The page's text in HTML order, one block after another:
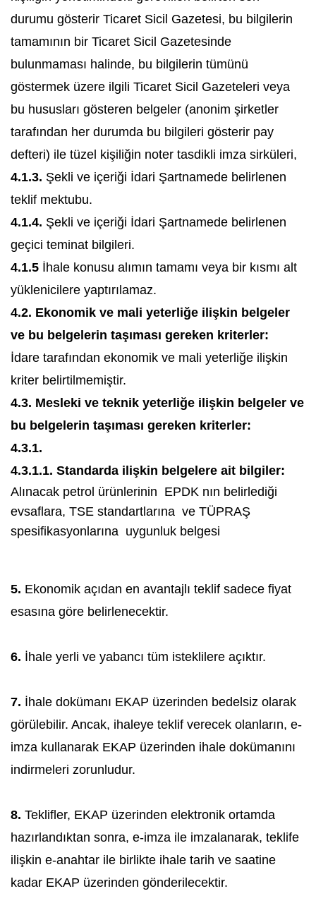
durumu gösterir Ticaret Sicil Gazetesi, bu bilgilerin
tamamının bir Ticaret Sicil Gazetesinde
bulunmaması halinde, bu bilgilerin tümünü
göstermek üzere ilgili Ticaret Sicil Gazeteleri veya
bu hususları gösteren belgeler (anonim şirketler
tarafından her durumda bu bilgileri gösterir pay
defteri) ile tüzel kişiliğin noter tasdikli imza sirküleri,
4.1.3. Şekli ve içeriği İdari Şartnamede belirlenen
teklif mektubu.
4.1.4. Şekli ve içeriği İdari Şartnamede belirlenen
geçici teminat bilgileri.
4.1.5 İhale konusu alımın tamamı veya bir kısmı alt
yüklenicilere yaptırılamaz.
4.2. Ekonomik ve mali yeterliğe ilişkin belgeler
ve bu belgelerin taşıması gereken kriterler:
İdare tarafından ekonomik ve mali yeterliğe ilişkin
kriter belirtilmemiştir.
4.3. Mesleki ve teknik yeterliğe ilişkin belgeler ve
bu belgelerin taşıması gereken kriterler:
4.3.1.
4.3.1.1. Standarda ilişkin belgelere ait bilgiler:
Alınacak petrol ürünlerinin EPDK nın belirlediği
evsaflara, TSE standartlarına ve TÜPRAŞ
spesifikasyonlarına uygunluk belgesi
5. Ekonomik açıdan en avantajlı teklif sadece fiyat
esasına göre belirlenecektir.
6. İhale yerli ve yabancı tüm isteklilere açıktır.
7. İhale dokümanı EKAP üzerinden bedelsiz olarak
görülebilir. Ancak, ihaleye teklif verecek olanların, e-
imza kullanarak EKAP üzerinden ihale dokümanını
indirmeleri zorunludur.
8. Teklifler, EKAP üzerinden elektronik ortamda
hazırlandıktan sonra, e-imza ile imzalanarak, teklife
ilişkin e-anahtar ile birlikte ihale tarih ve saatine
kadar EKAP üzerinden gönderilecektir.